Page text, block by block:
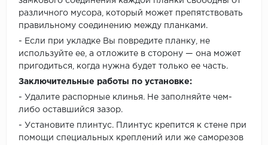
различного мусора, который может препятствовать
правильному соединению между планками.
- Если при укладке Вы повредите планку, не
используйте ее, а отложите в сторону — она может
пригодиться, когда нужна будет только ее часть.
Заключительные работы по установке:
- Удалите распорные клинья. Не заполняйте чем-
либо оставшийся зазор.
- Установите плинтус. Плинтус крепится к стене при
помощи специальных креплений или же саморезов